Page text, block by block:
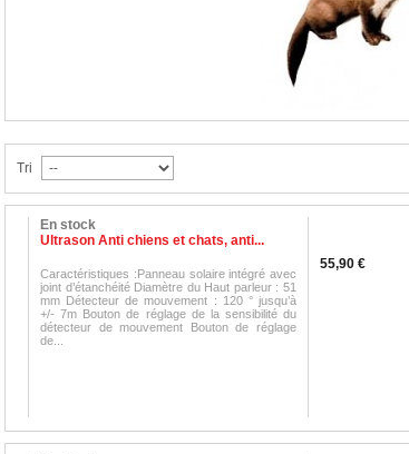
Tri
En stock
Ultrason Anti chiens et chats, anti...
Caractéristiques :Panneau solaire intégré avec
joint d’étanchéité Diamètre du Haut parleur : 51
mm Détecteur de mouvement : 120 ° jusqu’à
+/- 7m Bouton de réglage de la sensibilité du
détecteur de mouvement Bouton de réglage
de...
55,90 €